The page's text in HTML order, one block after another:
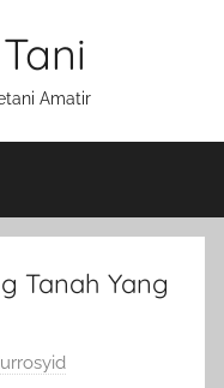
Amatir
Tanah Yang